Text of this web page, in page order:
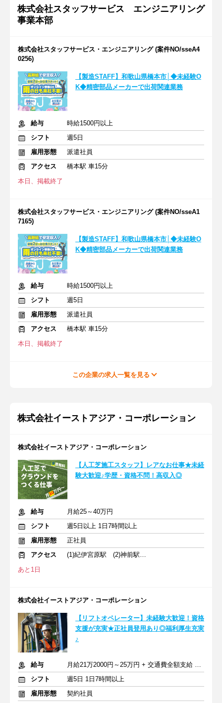
株式会社スタッフサービス エンジニアリング
事業本部
株式会社スタッフサービス・エンジニアリング (案件NO/sseA4
0256)
【製造STAFF】和歌山県橋本市│◆未経験O
K◆精密部品メーカーで出荷関連業務
給与
時給1500円以上
シフト
週5日
雇用形態
派遣社員
アクセス
橋本駅 車15分
本日、掲載終了
株式会社スタッフサービス・エンジニアリング (案件NO/sseA1
7165)
【製造STAFF】和歌山県橋本市│◆未経験O
K◆精密部品メーカーで出荷関連業務
給与
時給1500円以上
シフト
週5日
雇用形態
派遣社員
アクセス
橋本駅 車15分
本日、掲載終了
この企業の求人一覧を見る
株式会社イーストアジア・コーポレーション
株式会社イーストアジア・コーポレーション
【人工芝施工スタッフ】レアなお仕事★未経
験大歓迎♪学歴・資格不問！高収入◎
給与
月給25～40万円
シフト
週5日以上 1日7時間以上
雇用形態
正社員
アクセス
(1)紀伊宮原駅 (2)神前駅 (3)海南駅
あと1日
株式会社イーストアジア・コーポレーション
【リフトオペレーター】未経験大歓迎！資格
支援が充実★正社員登用あり◎福利厚生充実
♪
給与
月給21万2000円～25万円 + 交通費全額支給 ※賞与年2回
シフト
週5日 1日7時間以上
雇用形態
契約社員